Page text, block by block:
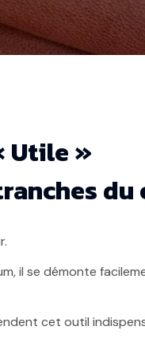
Utile »
du
il se démonte
cet outil